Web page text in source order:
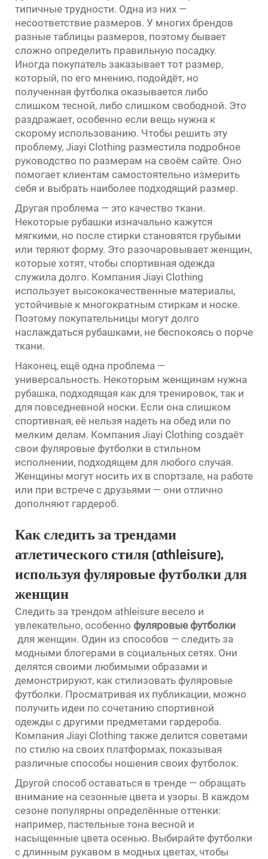
типичные трудности. Одна из них —
несоответствие размеров. У многих брендов
разные таблицы размеров, поэтому бывает
сложно определить правильную посадку.
Иногда покупатель заказывает тот размер,
который, по его мнению, подойдёт, но
полученная футболка оказывается либо
слишком тесной, либо слишком свободной. Это
раздражает, особенно если вещь нужна к
скорому использованию. Чтобы решить эту
проблему, Jiayi Clothing разместила подробное
руководство по размерам на своём сайте. Оно
помогает клиентам самостоятельно измерить
себя и выбрать наиболее подходящий размер.
Другая проблема — это качество ткани.
Некоторые рубашки изначально кажутся
мягкими, но после стирки становятся грубыми
или теряют форму. Это разочаровывает женщин,
которые хотят, чтобы спортивная одежда
служила долго. Компания Jiayi Clothing
использует высококачественные материалы,
устойчивые к многократным стиркам и носке.
Поэтому покупательницы могут долго
наслаждаться рубашками, не беспокоясь о порче
ткани.
Наконец, ещё одна проблема —
универсальность. Некоторым женщинам нужна
рубашка, подходящая как для тренировок, так и
для повседневной носки. Если она слишком
спортивная, её нельзя надеть на обед или по
мелким делам. Компания Jiayi Clothing создаёт
свои фуляровые футболки в стильном
исполнении, подходящем для любого случая.
Женщины могут носить их в спортзале, на работе
или при встрече с друзьями — они отлично
дополняют гардероб.
Как следить за трендами
атлетического стиля (athleisure),
используя фуляровые футболки для
женщин
Следить за трендом athleisure весело и
увлекательно, особенно фуляровые футболки
для женщин. Один из способов — следить за
модными блогерами в социальных сетях. Они
делятся своими любимыми образами и
демонстрируют, как стилизовать фуляровые
футболки. Просматривая их публикации, можно
получить идеи по сочетанию спортивной
одежды с другими предметами гардероба.
Компания Jiayi Clothing также делится советами
по стилю на своих платформах, показывая
различные способы ношения своих футболок.
Другой способ оставаться в тренде — обращать
внимание на сезонные цвета и узоры. В каждом
сезоне популярны определённые оттенки:
например, пастельные тона весной и
насыщенные цвета осенью. Выбирайте футболки
с длинным рукавом в модных цветах, чтобы